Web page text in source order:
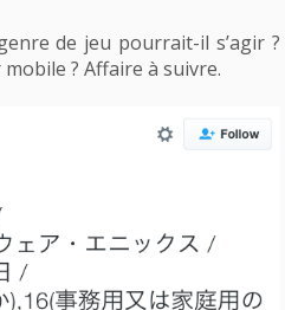
de jeu pourrait-il s’agir ?
? Affaire à suivre.